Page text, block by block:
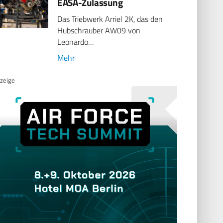
Das Triebwerk Arriel 2K, das den
Hubschrauber AW09 von
Leonardo…
Mehr